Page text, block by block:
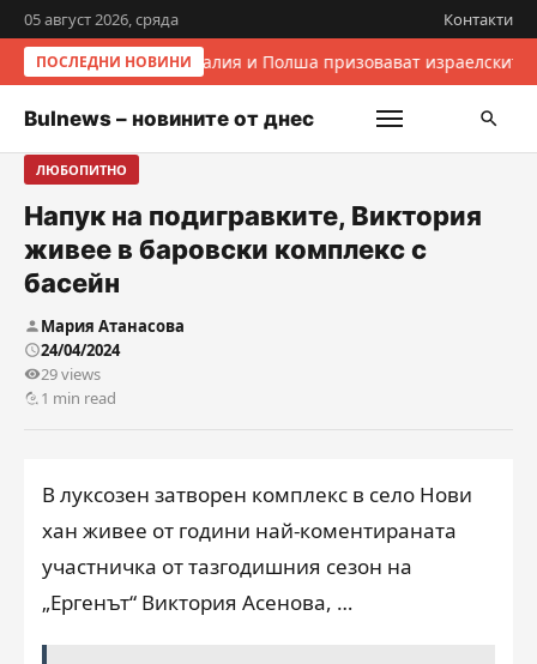
05 август 2026, сряда Контакти
ПОСЛЕДНИ НОВИНИИталия и Полша призовават
Bulnews – новините от днес
ЛЮБОПИТНО
Напук на подигравките, Виктория
живее в баровски комплекс с
басейн
Мария Атанасова
24/04/2024
29 views
1 min read
В луксозен затворен комплекс в село Нови
хан живее от години най-коментираната
участничка от тазгодишния сезон на
„Ергенът“ Виктория Асенова, …